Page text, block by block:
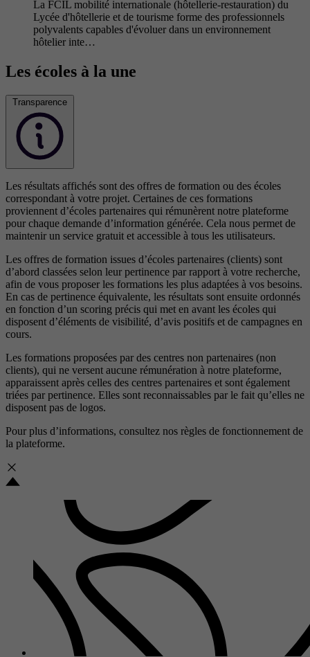
La FCIL mobilité internationale (hôtellerie-restauration) du
Lycée d'hôtellerie et de tourisme forme des professionnels
polyvalents capables d'évoluer dans un environnement
hôtelier inte…
Les écoles à la une
Transparence
Les résultats affichés sont des offres de formation ou des écoles
correspondant à votre projet. Certaines de ces formations
proviennent d’écoles partenaires qui rémunèrent notre plateforme
pour chaque demande d’information générée. Cela nous permet de
maintenir un service gratuit et accessible à tous les utilisateurs.
Les offres de formation issues d’écoles partenaires (clients) sont
d’abord classées selon leur pertinence par rapport à votre recherche,
afin de vous proposer les formations les plus adaptées à vos besoins.
En cas de pertinence équivalente, les résultats sont ensuite ordonnés
en fonction d’un scoring précis qui met en avant les écoles qui
disposent d’éléments de visibilité, d’avis positifs et de campagnes en
cours.
Les formations proposées par des centres non partenaires (non
clients), qui ne versent aucune rémunération à notre plateforme,
apparaissent après celles des centres partenaires et sont également
triées par pertinence. Elles sont reconnaissables par le fait qu’elles ne
disposent pas de logos.
Pour plus d’informations, consultez nos règles de fonctionnement de
la plateforme.